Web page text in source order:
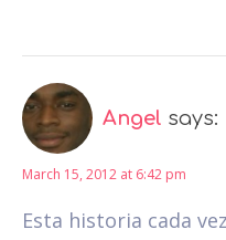
Angel says:
March 15, 2012 at 6:42 pm
Esta historia cada